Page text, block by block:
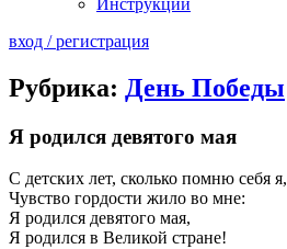
вход / регистрация
Рубрика: День Победы
Я родился девятого мая
С детских лет, сколько помню себя я,
Чувство гордости жило во мне:
Я родился девятого мая,
Я родился в Великой стране!